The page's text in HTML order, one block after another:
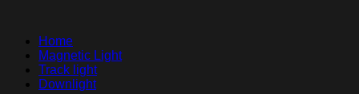
Home
Magnetic Light
Track light
Downlight